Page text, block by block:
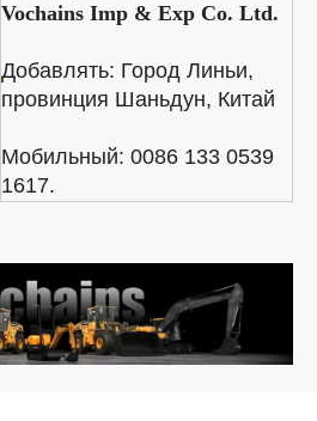
Vochains Imp & Exp Co. Ltd.
Добавлять: Город Линьи,
провинция Шаньдун, Китай
Мобильный: 0086 133 0539
1617.